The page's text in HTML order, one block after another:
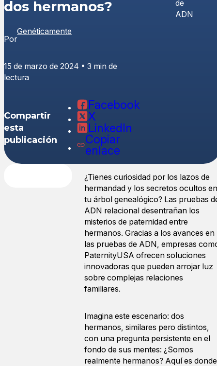
dos hermanos?
Por
Genéticamente
15 de marzo de 2024 • 3 min de
lectura
Compartir
esta
publicación
Facebook
X
LinkedIn
Copiar
enlace
¿Tienes curiosidad por los lazos de
hermandad y los secretos ocultos en
tu árbol genealógico? Las pruebas
ADN relacional desentrañan los
misterios de paternidad entre
hermanos. Gracias a los avances en
las pruebas de ADN, empresas
PaternityUSA ofrecen soluciones
innovadoras que pueden arrojar luz
sobre complejas relaciones
familiares.
Imagina este escenario: dos
hermanos, similares pero distintos,
con una pregunta persistente en el
fondo de sus mentes: ¿Somos
realmente hermanos? Aquí es donde